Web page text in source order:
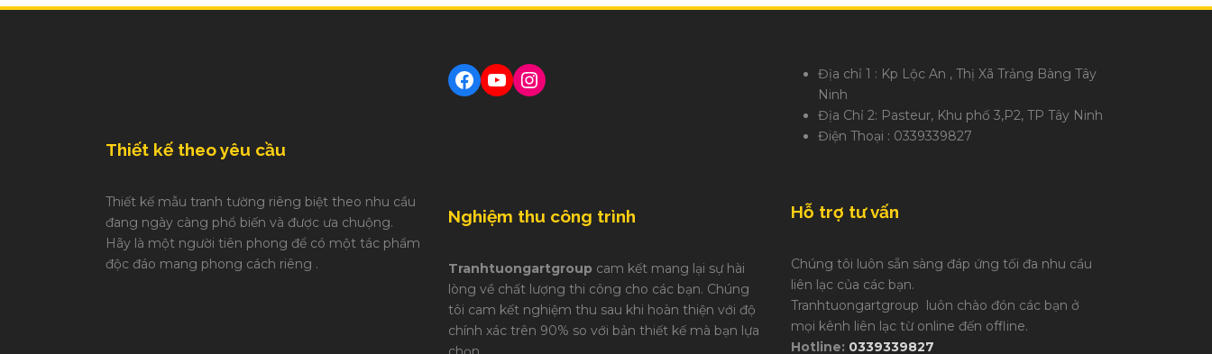
Thiết kế theo yêu cầu
Thiết kế mẫu tranh tường riêng biệt theo nhu cầu
đang ngày càng phổ biến và được ưa chuộng.
Hãy là một người tiên phong để có một tác phẩm
độc đáo mang phong cách riêng .
Facebook
YouTube
Instagram
Nghiệm thu công trình
Tranhtuongartgroup cam kết mang lại sự hài
lòng về chất lượng thi công cho các bạn. Chúng
tôi cam kết nghiệm thu sau khi hoàn thiện với độ
chính xác trên 90% so với bản thiết kế mà bạn lựa
Địa chỉ 1 : Kp Lộc An , Thị Xã Trảng Bàng Tây
Ninh
Địa Chỉ 2: Pasteur, Khu phố 3,P2, TP Tây Ninh
Điện Thoại : 0339339827
Hỗ trợ tư vấn
Chúng tôi luôn sẵn sàng đáp ứng tối đa nhu cầu
liên lạc của các bạn.
Tranhtuongartgroup luôn chào đón các bạn ở
mọi kênh liên lạc từ online đến offline.
Hotline: 0339339827